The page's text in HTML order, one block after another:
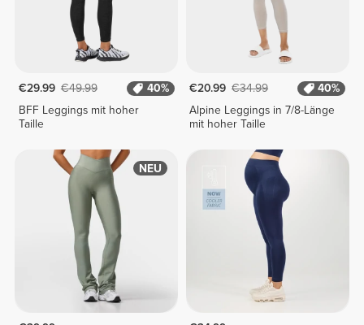
€29.99 €49.99
40%
BFF Leggings mit hoher
Taille
€20.99 €34.99
40%
Alpine Leggings in 7/8-Länge
mit hoher Taille
NEU